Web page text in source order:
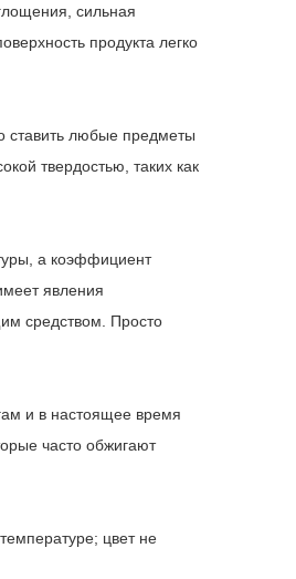
сильная
продукта легко
ставить любые предметы
твердостью, таких как
а коэффициент
явления
средством. Просто
и в настоящее время
часто обжигают
цвет не